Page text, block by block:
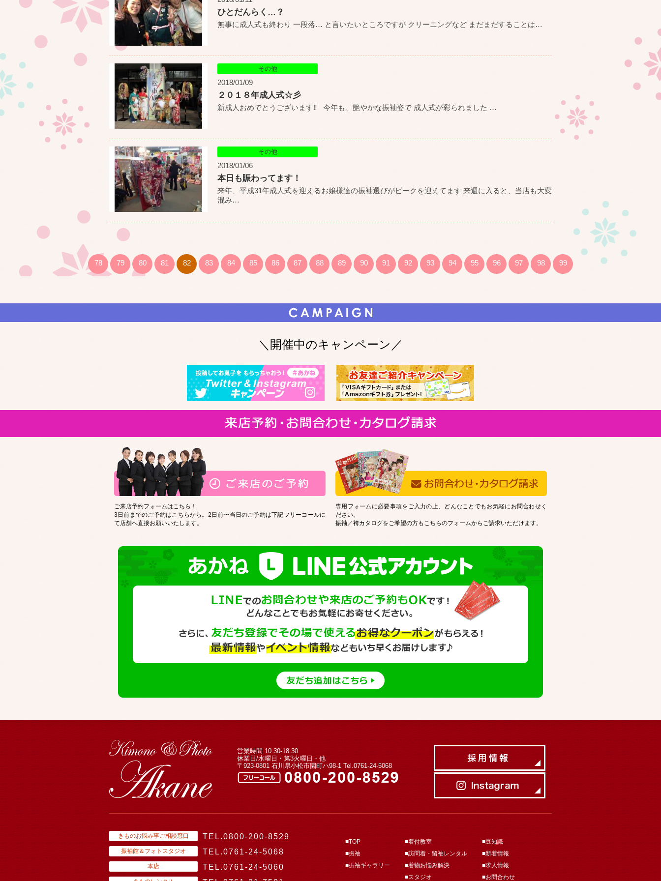
ひとだんらく…？
無事に成人式も終わり 一段落… と言いたいところですが クリーニングなど まだまだすることは…
その他
2018/01/09
２０１８年成人式☆彡
新成人おめでとうございます‼ 今年も、艶やかな振袖姿で 成人式が彩られました …
その他
2018/01/06
本日も賑わってます！
来年、平成31年成人式を迎えるお嬢様達の振袖選びがピークを迎えてます 来週に入ると、当店も大変
混み…
78 79 80 81 82 83 84 85 86 87 88 89 90 91 92 93 94 95 96 97 98 99
＼開催中のキャンペーン／
ご来店予約フォームはこちら！
3日前までのご予約はこちらから。2日前〜当日のご予約は下記フリーコールに
て店舗へ直接お願いいたします。
専用フォームに必要事項をご入力の上、どんなことでもお気軽にお問合わせく
ださい。
振袖／袴カタログをご希望の方もこちらのフォームからご請求いただけます。
営業時間 10:30-18:30
休業日/水曜日・第3火曜日・他
〒923-0801 石川県小松市園町ハ98-1 Tel.0761-24-5068
きものお悩み事ご相談窓口 TEL.0800-200-8529
振袖館＆フォトスタジオ TEL.0761-24-5068
本店 TEL.0761-24-5060
■TOP
■振袖
■振袖ギャラリー
■着付教室
■訪問着・留袖レンタル
■着物お悩み解決
■スタジオ
■豆知識
■新着情報
■求人情報
■お問合わせ